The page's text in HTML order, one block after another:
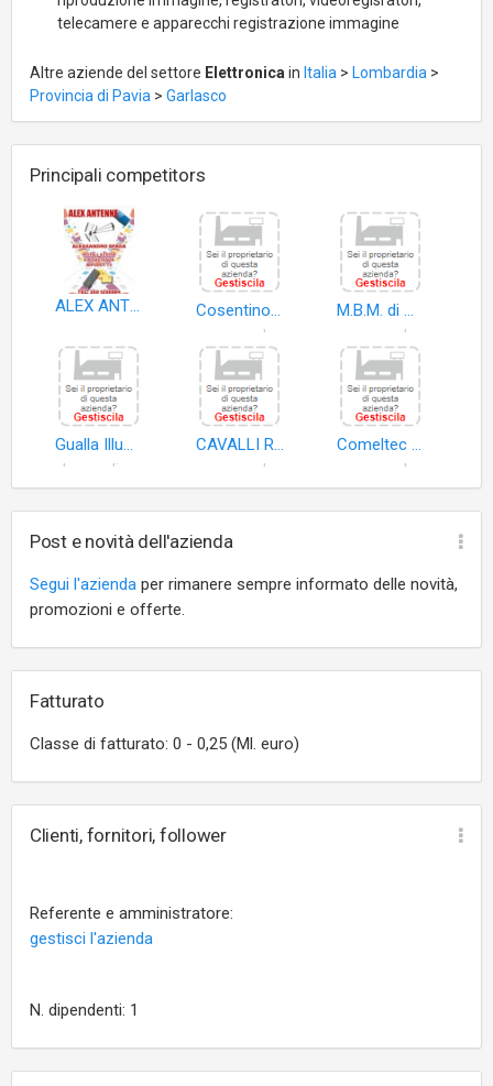
telecamere e apparecchi registrazione immagine
Altre aziende del settore Elettronica in Italia > Lombardia >
Provincia di Pavia > Garlasco
Principali competitors
ALEX ANTENNE
Cosentino Francesco
M.B.M. di Misiano Maria
Gualla Illuminazione di Gualla Angela
lampadine
CAVALLI ROSANNA
Comeltec S.r.l
Post e novità dell'azienda
Segui l'azienda per rimanere sempre informato delle novità,
promozioni e offerte.
Fatturato
Classe di fatturato: 0 - 0,25 (Ml. euro)
Clienti, fornitori, follower
Referente e amministratore:
gestisci l'azienda
N. dipendenti: 1